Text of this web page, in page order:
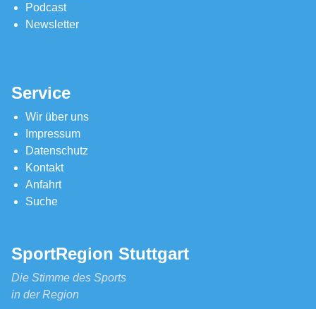
Podcast
Newsletter
Service
Wir über uns
Impressum
Datenschutz
Kontakt
Anfahrt
Suche
SportRegion Stuttgart
Die Stimme des Sports
in der Region